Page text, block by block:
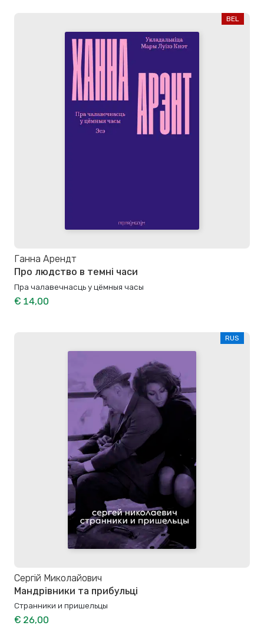
BEL
Ганна Арендт
Про людство в темні часи
Пра чалавечнасць у цёмныя часы
€ 14,00
RUS
Сергій Миколайович
Мандрівники та прибульці
Странники и пришельцы
€ 26,00